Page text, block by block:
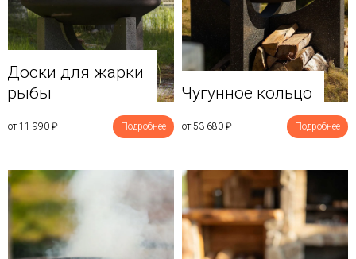
Доски для жарки
рыбы
от 11 990 ₽ Подробнее
Чугунное кольцо
от 53 680 ₽ Подробнее